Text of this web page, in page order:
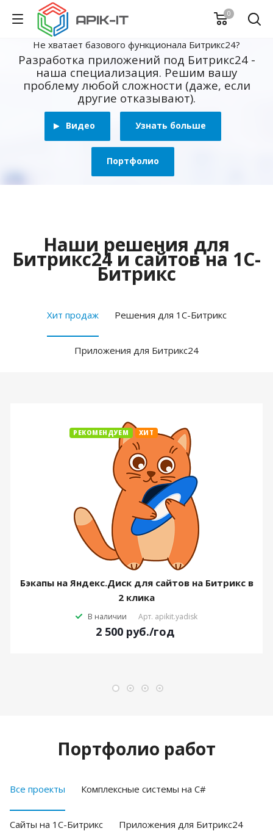
0
Не хватает базового функционала Битрикс24?
Разработка приложений под Битрикс24 -
наша специализация. Решим вашу
проблему любой сложности (даже, если
другие отказывают).
Видео Узнать больше
Портфолио
Наши решения для
Битрикс24 и сайтов на 1С-
Битрикс
Хит продаж Решения для 1С-Битрикс
Приложения для Битрикс24
РЕКОМЕНДУЕМ ХИТ
Бэкапы на Яндекс.Диск для сайтов на Битрикс в
2 клика
В наличии Арт. apikit.yadisk
2 500 руб./год
Портфолио работ
Все проекты Комплексные системы на C#
Cайты на 1С-Битрикс Приложения для Битрикс24